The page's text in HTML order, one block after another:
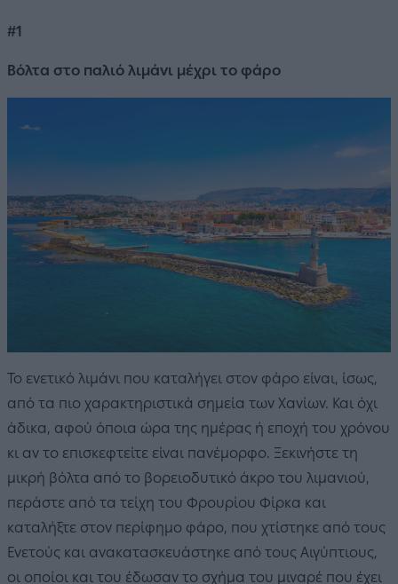
#1
Βόλτα στο παλιό λιμάνι μέχρι το φάρο
Το ενετικό λιμάνι που καταλήγει στον φάρο είναι, ίσως,
από τα πιο χαρακτηριστικά σημεία των Χανίων. Και όχι
άδικα, αφού όποια ώρα της ημέρας ή εποχή του χρόνου
κι αν το επισκεφτείτε είναι πανέμορφο. Ξεκινήστε τη
μικρή βόλτα από το βορειοδυτικό άκρο του λιμανιού,
περάστε από τα τείχη του Φρουρίου Φίρκα και
καταλήξτε στον περίφημο φάρο, που χτίστηκε από τους
Ενετούς και ανακατασκευάστηκε από τους Αιγύπτιους,
οι οποίοι και του έδωσαν το σχήμα του μιναρέ που έχει